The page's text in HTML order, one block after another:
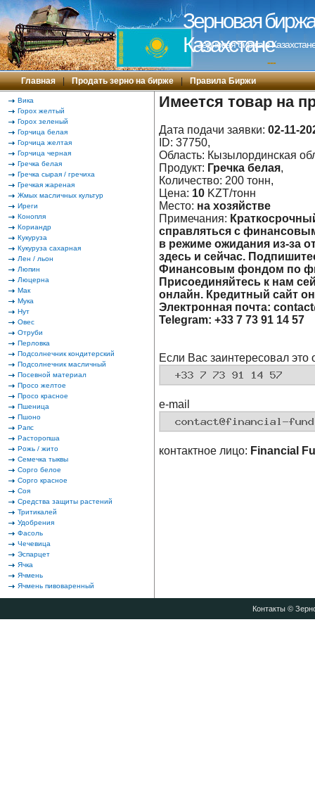
Зерновая
Казахстане
Зерновая биржа в
---
Главная | Продать зерно на бирже | Правила Биржи
Вика
Горох желтый
Горох зеленый
Горчица белая
Горчица желтая
Горчица черная
Гречка белая
Гречка сырая / гречиха
Гречкая жареная
Жмых масличных культур
Иреги
Конопля
Кориандр
Кукуруза
Кукуруза сахарная
Лен / льон
Люпин
Люцерна
Мак
Мука
Нут
Овес
Отруби
Перловка
Подсолнечник кондитерский
Подсолнечник масличный
Посевной материал
Просо желтое
Просо красное
Пшеница
Пшоно
Рапс
Расторопша
Рожь / жито
Семечка тыквы
Сорго белое
Сорго красное
Соя
Средства защиты растений
Тритикалей
Удобрения
Фасоль
Чечевица
Эспарцет
Ячка
Ячмень
Ячмень пивоваренный
Имеется товар на
Дата подачи заявки: 02-11-
ID: 37750,
Область: Кызылординская
Продукт: Гречка белая,
Количество: 200 тонн,
Цена: 10 KZT/тонн
Место: на хозяйстве
Примечания:
справляться с
в режиме ожидания из-за
здесь и сейчас.
Финансовым фондом по
Присоединяйтесь к нам
онлайн. Кредитный сайт
Электронная почта:
Telegram: +33 7 73 91 14 57
Если Вас заинтересовал это
e-mail
контактное лицо: Financial
Контакты©